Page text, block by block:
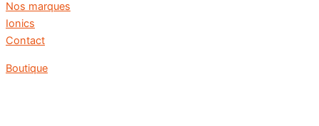
Nos marques
Ionics
Contact
Boutique